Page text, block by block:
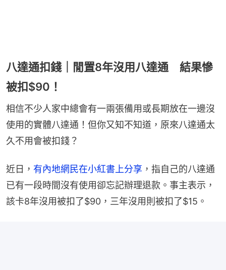
八達通扣錢｜閒置8年沒用八達通 結果慘
被扣$90！
相信不少人家中總會有一兩張備用或長期放在一邊沒
使用的實體八達通！但你又知不知道，原來八達通太
久不用會被扣錢？
近日， 有內地網民在小紅書上分享 ，指自己的八達通
已有一段時間沒有使用卻忘記辦理退款。事主表示，
該卡8年沒用被扣了$90，三年沒用則被扣了$15。